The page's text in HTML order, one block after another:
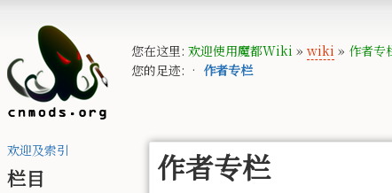
您在这里: 欢迎使用魔都Wiki » wiki » 作者专
您的足迹: • 作者专栏
欢迎及索引
栏目 作者专栏